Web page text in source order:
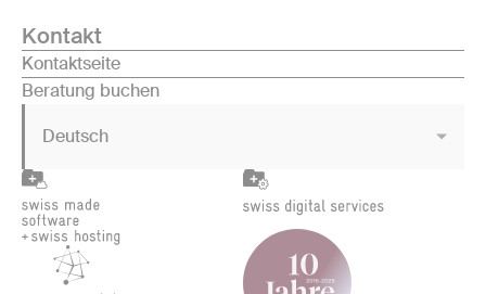
Kontakt
Kontaktseite
Beratung buchen
Deutsch